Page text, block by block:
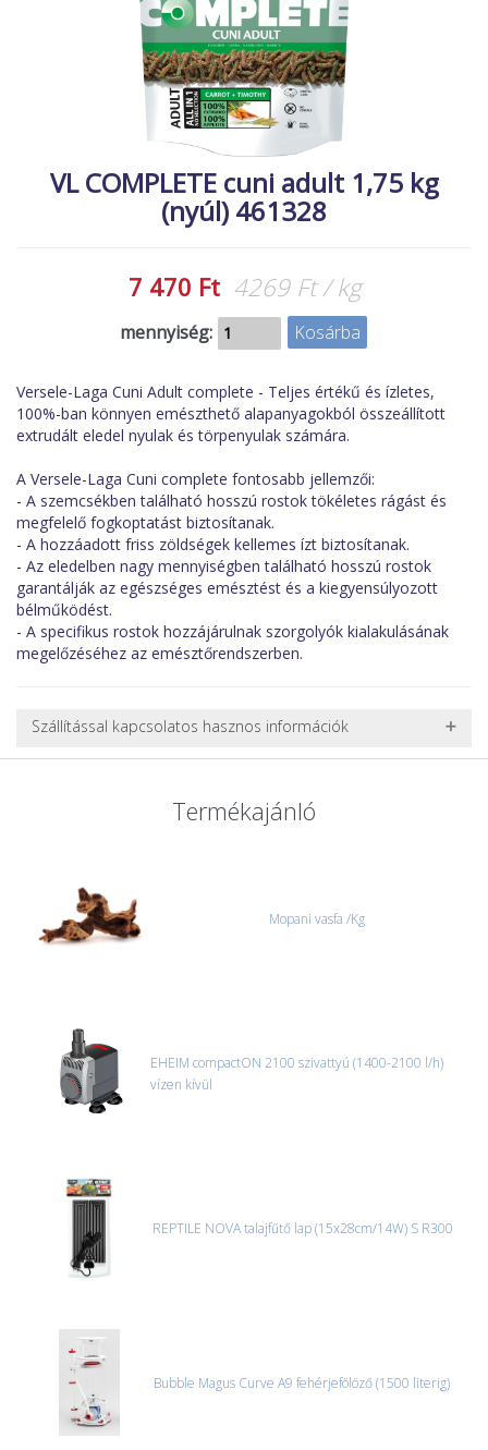
ÉLŐ ÉDESVÍZI
KISÁLLATOK
NÖVÉNYEK
VL COMPLETE cuni adult 1,75 kg
(nyúl) 461328
7 470 Ft 4269 Ft / kg
mennyiség:
Versele-Laga Cuni Adult complete - Teljes értékű és ízletes,
100%-ban könnyen emészthető alapanyagokból összeállított
extrudált eledel nyulak és törpenyulak számára.
A Versele-Laga Cuni complete fontosabb jellemzői:
- A szemcsékben található hosszú rostok tökéletes rágást és
megfelelő fogkoptatást biztosítanak.
- A hozzáadott friss zöldségek kellemes ízt biztosítanak.
- Az eledelben nagy mennyiségben található hosszú rostok
garantálják az egészséges emésztést és a kiegyensúlyozott
bélműködést.
- A specifikus rostok hozzájárulnak szorgolyók kialakulásának
megelőzéséhez az emésztőrendszerben.
Szállítással kapcsolatos hasznos információk
van lehetőség, ezért nagy vagy nehéz termékeknél (pl. nagy
akváriumok, bútorok, stb.) egyedi szállítási ajánlatot adunk.
úgyhogy előre egyeztetni kell mindenképpen.
CSOMAG ÁTVÉTELE
csak ebben az esetben tudjuk vállalni, ha a jegyzőkönyv elkészült,
és azonnal eljutott hozzánk az információ.
Termékajánló
Mopani vasfa /Kg
EHEIM compactON 2100 szivattyú (1400-2100 l/h)
vízen kívül
REPTILE NOVA talajfűtő lap (15x28cm/14W) S R300
Bubble Magus Curve A9 fehérjefölöző (1500 literig)